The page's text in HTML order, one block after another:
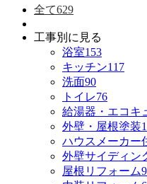
全て629
工事別に見る
浴室153
キッチン117
洗面90
トイレ76
給湯器・エコキ
外壁・屋根塗装
ハウスメーカー
外壁サイディン
屋根リフォーム